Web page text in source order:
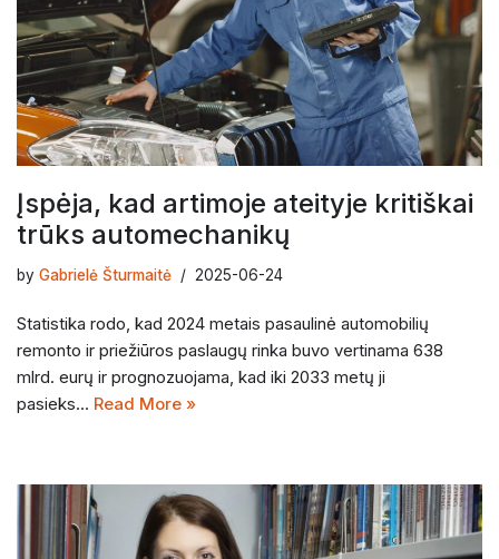
Įspėja, kad artimoje ateityje kritiškai
trūks automechanikų
by Gabrielė Šturmaitė 2025-06-24
Statistika rodo, kad 2024 metais pasaulinė automobilių
remonto ir priežiūros paslaugų rinka buvo vertinama 638
mlrd. eurų ir prognozuojama, kad iki 2033 metų ji
pasieks… Read More »